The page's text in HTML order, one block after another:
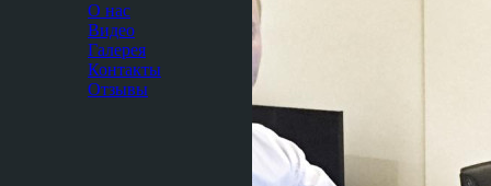
О нас
Видео
Галерея
Контакты
Отзывы